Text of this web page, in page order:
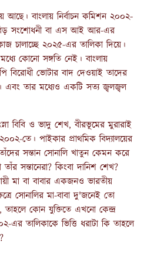
আছে। বাংলায় নির্বাচন কমিশন ২০০২-
সংশোধনী বা এস আই আর-এর
চালাচ্ছে ২০২৫-এর তালিকা দিয়ে।
কোনো সঙ্গতি নেই। বাংলায়
বিরোধী ভোটার বাদ দেওয়াই তাদের
এবং তার মধ্যেও একটি সত্য জ্বলজ্বল
বিবি ও ভাদু শেখ, বীরভূমের মুরারাই
তে। পাইকার প্রাথমিক বিদ্যালয়ের
সন্তান সোনালি খাতুন কেমন করে
সন্তানেরা? কিংবা দানিশ শেখ?
মা বা বাবার একজনও ভারতীয়
সোনালির মা-বাবা দু'জনেই তো
তাহলে কোন যুক্তিতে এখনো কেন্দ্র
এর তালিকাকে ভিত্তি ধরাটা কি তাহলে